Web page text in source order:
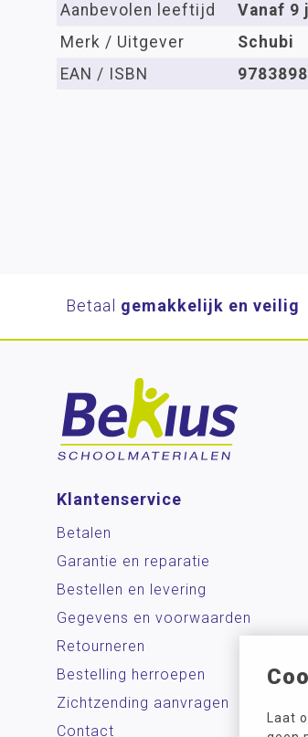
Laat
Aanbevolen leeftijd
Vanaf 9
Merk / Uitgever
Schubi
EAN / ISBN
Betaal gemakkelijk en veilig
Klantenservice
Betalen
Garantie en reparatie
Bestellen en levering
Gegevens en voorwaarden
Retourneren
Bestelling herroepen
Zichtzending aanvragen
Contact